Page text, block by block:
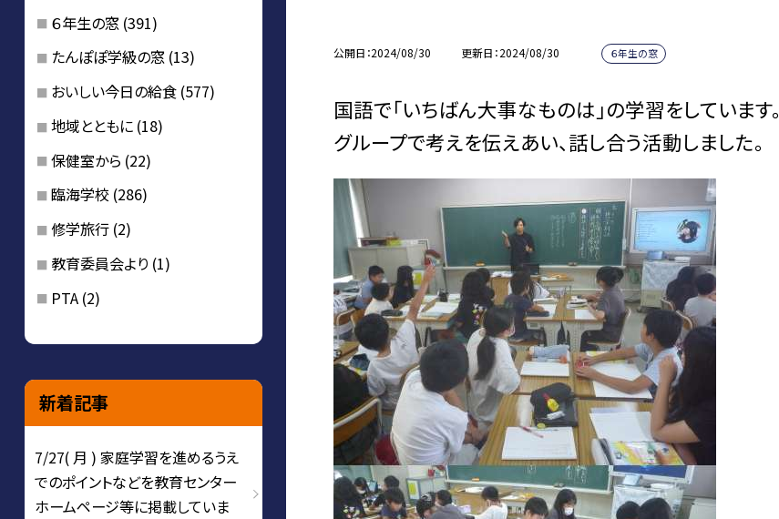
公開日 2024/08/30 更新日 2024/08/30 ６年生の窓
国語で「いちばん大事なものは」の学習をしています。
グループで考えを伝えあい、話し合う活動しました。
６年生の窓 (391)
たんぽぽ学級の窓 (13)
おいしい今日の給食 (577)
地域とともに (18)
保健室から (22)
臨海学校 (286)
修学旅行 (2)
教育委員会より (1)
PTA (2)
新着記事
7/27( 月 ) 家庭学習を進めるうえ
でのポイントなどを教育センター
ホームページ等に掲載していま